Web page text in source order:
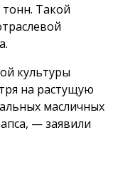
тонн. Такой
культуры
на растущую
масличных
— заявили